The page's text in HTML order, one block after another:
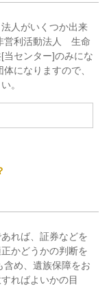
人がいくつか出来
営利活動法人 生命
センター]のみにな
になりますので、
。
れば、証券などを
かどうかの判断を
含め、遺族保障をお
ればよいかの目